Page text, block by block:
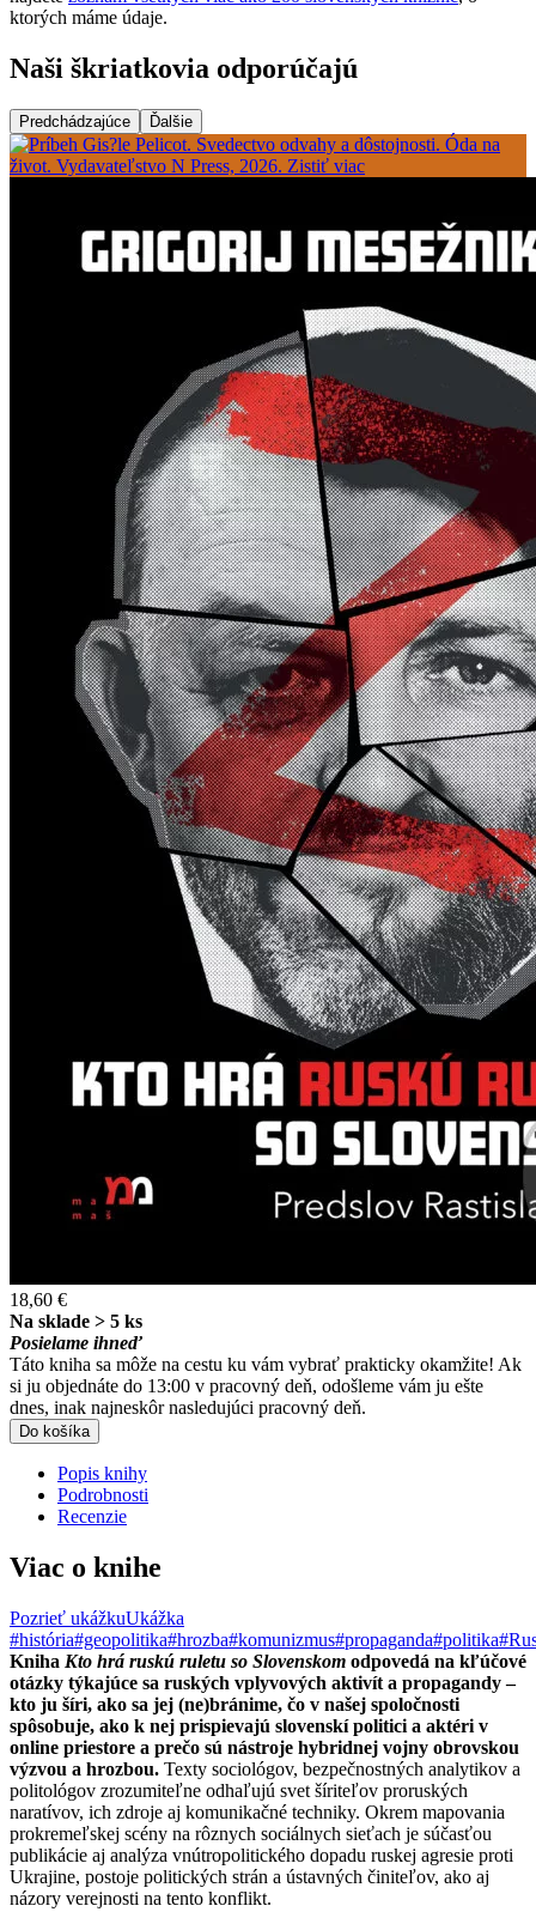
ktorých máme údaje.
Naši škriatkovia odporúčajú
Predchádzajúce Ďalšie
18,60 €
Na sklade > 5 ks
Posielame ihneď
Táto kniha sa môže na cestu ku vám vybrať prakticky okamžite! Ak
si ju objednáte do 13:00 v pracovný deň, odošleme vám ju ešte
dnes, inak najneskôr nasledujúci pracovný deň.
Do košíka
Popis knihy
Podrobnosti
Recenzie
Viac o knihe
Pozrieť ukážkuUkážka
#história#geopolitika#hrozba#komunizmus#propaganda#politika
Kniha Kto hrá ruskú ruletu so Slovenskom odpovedá na kľúčové
otázky týkajúce sa ruských vplyvových aktivít a propagandy –
kto ju šíri, ako sa jej (ne)bránime, čo v našej spoločnosti
spôsobuje, ako k nej prispievajú slovenskí politici a aktéri v
online priestore a prečo sú nástroje hybridnej vojny obrovskou
výzvou a hrozbou. Texty sociológov, bezpečnostných analytikov a
politológov zrozumiteľne odhaľujú svet šíriteľov proruských
naratívov, ich zdroje aj komunikačné techniky. Okrem mapovania
prokremeľskej scény na rôznych sociálnych sieťach je súčasťou
publikácie aj analýza vnútropolitického dopadu ruskej agresie proti
Ukrajine, postoje politických strán a ústavných činiteľov, ako aj
názory verejnosti na tento konflikt.